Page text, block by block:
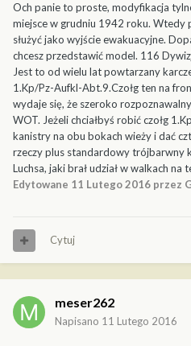
Och panie to proste, modyfikacja
miejsce w grudniu 1942 roku. Wtedy
służyć jako wyjście ewakuacyjne.
chcesz przedstawić model. 116
Jest to od wielu lat powtarzany
1.Kp/Pz-Aufkl-Abt.9.Czołg ten na
wydaje się, że szeroko
WOT. Jeżeli chciałbyś robić czołg
kanistry na obu bokach wieży i dać
rzeczy plus standardowy trójbarwny
Luchsa, jaki brał udział w walkach na
Edytowane 11 Lutego 2016 przez
Cytuj
meser262
Napisano 11 Lutego 2016